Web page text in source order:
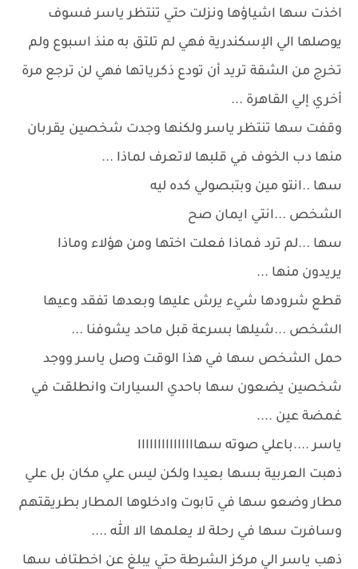
اخذت سها اشياؤها ونزلت حتي تنتظر ياسر فسوف
يوصلها الي الإسكندرية فهي لم تلتق به منذ اسبوع ولم
تخرج من الشقة تريد أن تودع ذكرياتها فهي لن ترجع مرة
أخري إلي القاهرة ...
وقفت سها تنتظر ياسر ولكنها وجدت شخصين يقربان
منها دب الخوف في قلبها لاتعرف لماذا ...
سها ..انتو مين وبتبصولي كده ليه
الشخص ...انتي ايمان صح
سها ...لم ترد فماذا فعلت اختها ومن هؤلاء وماذا
يريدون منها ...
قطع شرودها شيء يرش عليها وبعدها تفقد وعيها
الشخص ...شيلها بسرعة قبل ماحد يشوفنا ...
حمل الشخص سها في هذا الوقت وصل ياسر ووجد
شخصين يضعون سها باحدي السيارات وانطلقت في
غمضة عين ....
ياسر ....باعلي صوته سهااااااااااااااا
ذهبت العربية بسها بعيدا ولكن ليس علي مكان بل علي
مطار وضعو سها في تابوت وادخلوها المطار بطريقتهم
وسافرت سها في رحلة لا يعلمها الا الله ....
ذهب ياسر الي مركز الشرطة حتي يبلغ عن اخطتاف سها